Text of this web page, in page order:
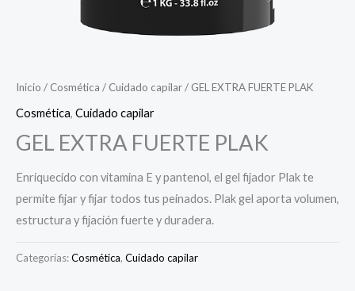
Inicio / Cosmética / Cuidado capilar/ GEL EXTRA FUERTE PLAK
Cosmética, Cuidado capilar
GEL EXTRA FUERTE PLAK
Enriquecido con vitamina E y pantenol, el gel fijador Plak te
permite fijar y fijar todos tus peinados. Plak gel aporta volumen,
estructura y fijación fuerte y duradera.
Categorías:Cosmética, Cuidado capilar